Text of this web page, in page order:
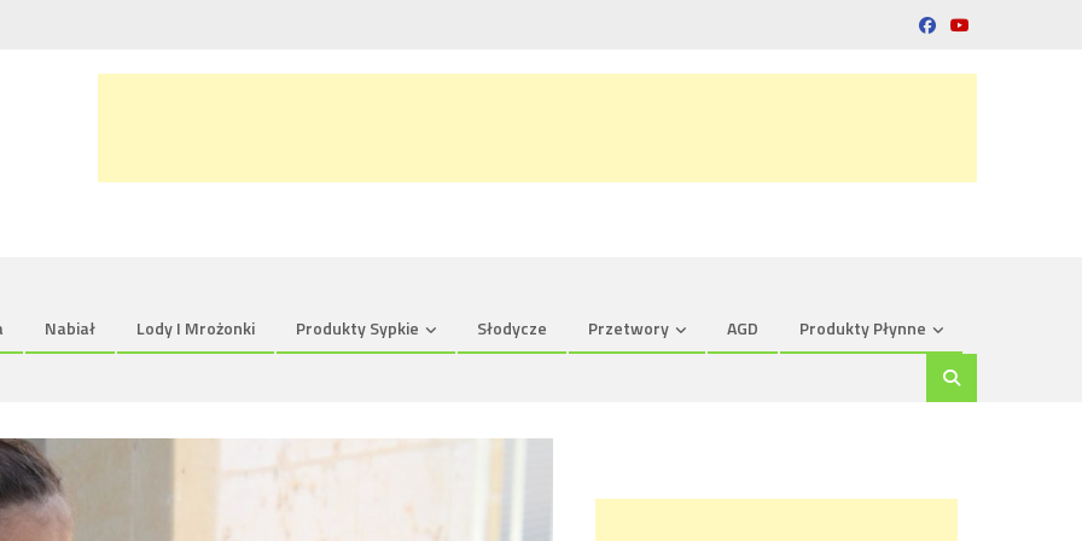
Nabiał Lody I Mrożonki Produkty Sypkie Słodycze Przetwory AGD Produkty Płynne